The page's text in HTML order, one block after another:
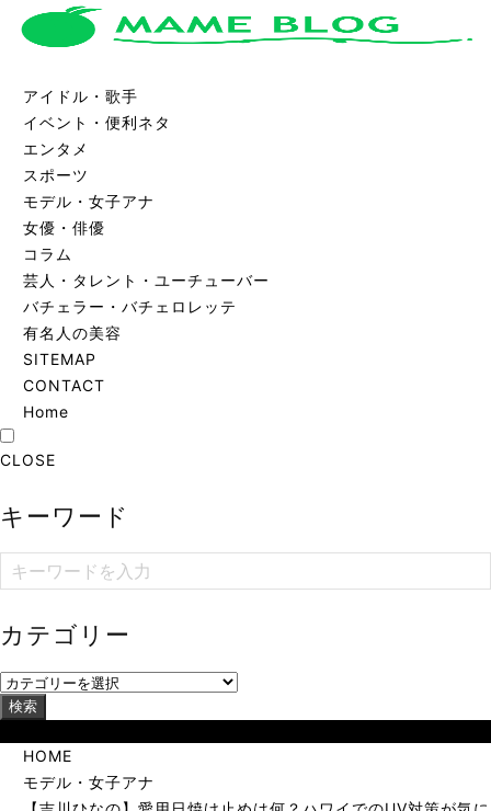
アイドル・歌手
イベント・便利ネタ
エンタメ
スポーツ
モデル・女子アナ
女優・俳優
コラム
芸人・タレント・ユーチューバー
バチェラー・バチェロレッテ
有名人の美容
SITEMAP
CONTACT
Home
CLOSE
キーワード
カテゴリー
検索
HOME
モデル・女子アナ